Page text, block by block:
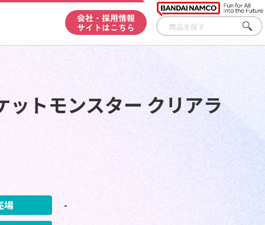
会社・採用情報
サイトはこちら
さが
す
トモンスター クリアラ
場
-